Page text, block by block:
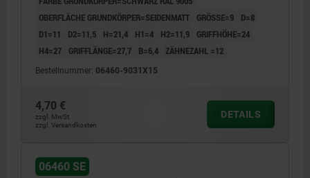
OBERFLÄCHE GRUNDKÖRPER=SEIDENMATT
GRÖSSE=9
D=8
D1=11
D2=11,5 H=21,4 H1=4 H2=11,9
GRIFFHÖHE=24
H4=27
GRIFFLÄNGE=27,7 B=6,4 ZÄHNEZAHL =12
Bestellnummer: 06460-9031X15
4,70 €
zzgl. MwSt.
zzgl. Versandkosten
DETAILS
06460 SE